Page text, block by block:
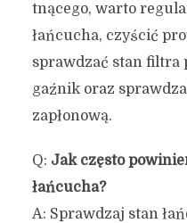
tnącego, warto
łańcucha, czyścić
sprawdzać stan filtra
gaźnik oraz
zapłonową.
Q: Jak często
łańcucha?
A: Sprawdzaj stan